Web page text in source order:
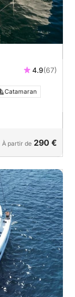
4.9(67)
Catamaran
À partir de 290 €